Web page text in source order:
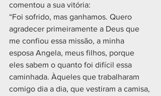
comentou a sua vitória:
“Foi sofrido, mas ganhamos. Quero
agradecer primeiramente a Deus que
me confiou essa missão, a minha
esposa Angela, meus filhos, porque
eles sabem o quanto foi difícil essa
caminhada. Àqueles que trabalharam
comigo dia a dia, que vestiram a camisa,